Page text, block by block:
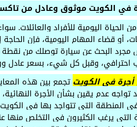
موثوق وعادل من تاكسي
اليومية للأفراد والعائلات.
أو قضاء المهام اليومية، فإن
مجرد البحث عن سيارة توصلك من نقطة
وقبل كل شيء، بسعر عادل
في الكويتتجمع بين هذه
تواجه عدم يقين بشأن الأجرة
المنطقة التي تتواجد بها في
يرغب الكثيرون في التخلص منها